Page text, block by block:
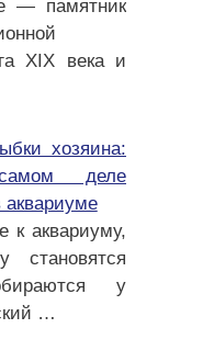
— памятник
XIX века и
хозяина:
деле
аквариуме
к аквариуму,
у
…